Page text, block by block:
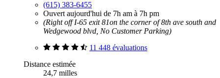
(615) 383-6455
Ouvert aujourd'hui de 7h am à 7h pm
(Right off I-65 exit 81on the corner of 8th ave south and
Wedgewood blvd, No Customer Parking)
11 448 évaluations
Distance estimée
24,7 milles